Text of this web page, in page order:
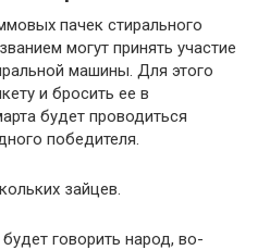
пачек стирального
могут принять участие
машины. Для этого
и бросить ее в
будет проводиться
победителя.
зайцев.
говорить народ, во-